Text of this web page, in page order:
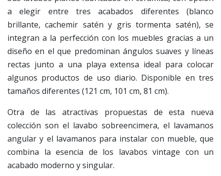
a elegir entre tres acabados diferentes (blanco
brillante, cachemir satén y gris tormenta satén), se
integran a la perfección con los muebles gracias a un
diseño en el que predominan ángulos suaves y líneas
rectas junto a una playa extensa ideal para colocar
algunos productos de uso diario. Disponible en tres
tamaños diferentes (121 cm, 101 cm, 81 cm).
Otra de las atractivas propuestas de esta nueva
colección son el lavabo sobreencimera, el lavamanos
angular y el lavamanos para instalar con mueble, que
combina la esencia de los lavabos vintage con un
acabado moderno y singular.